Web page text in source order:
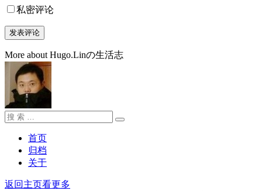
私密评论
More about Hugo.Linの生活志
搜
搜
首页
归档
关于
返回主页看更多